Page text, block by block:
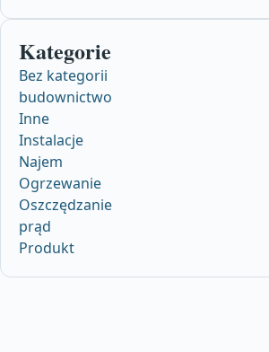
Kategorie
Bez kategorii
budownictwo
Inne
Instalacje
Najem
Ogrzewanie
Oszczędzanie
prąd
Produkt